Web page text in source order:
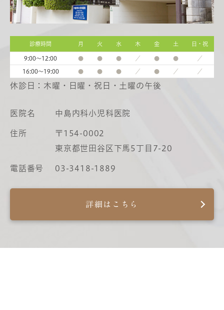
診療時間 月 火 水 木 金 土 日・祝
9:00～12:00 ● ● ● ／ ● ● ／
16:00～19:00 ● ● ● ／ ● ／ ／
休診日：木曜・日曜・祝日・土曜の午後
医院名 中島内科小児科医院
住所
〒154-0002
東京都世田谷区下馬5丁目7-20
電話番号 03-3418-1889
詳細はこちら